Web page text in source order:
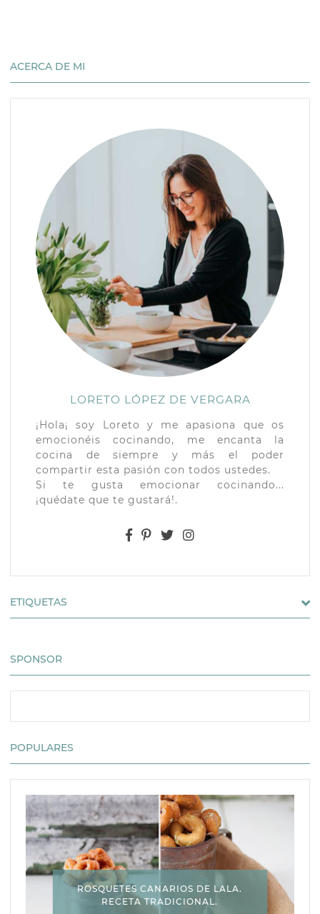
ACERCA DE MI
LORETO LÓPEZ DE VERGARA
¡Hola¡ soy Loreto y me apasiona que os
emocionéis cocinando, me encanta la
cocina de siempre y más el poder
compartir esta pasión con todos ustedes.
Si te gusta emocionar cocinando...
¡quédate que te gustará!.
ETIQUETAS
SPONSOR
POPULARES
ROSQUETES CANARIOS DE LALA.
RECETA TRADICIONAL.